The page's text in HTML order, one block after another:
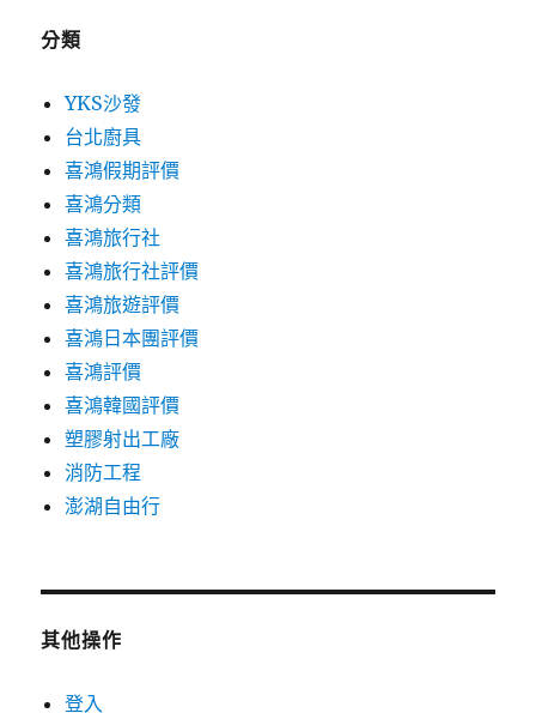
分類
YKS沙發
台北廚具
喜鴻假期評價
喜鴻分類
喜鴻旅行社
喜鴻旅行社評價
喜鴻旅遊評價
喜鴻日本團評價
喜鴻評價
喜鴻韓國評價
塑膠射出工廠
消防工程
澎湖自由行
其他操作
登入